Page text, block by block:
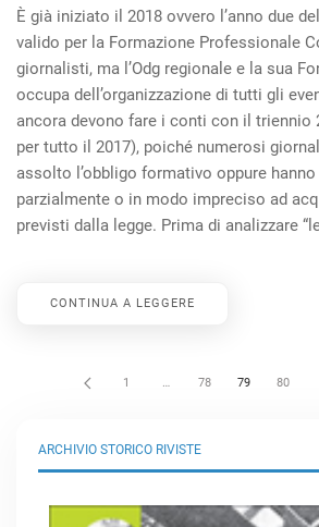
È già iniziato il 2018 ovvero l’anno due
valido per la Formazione Professionale
giornalisti, ma l’Odg regionale e la sua
occupa dell’organizzazione di tutti gli
ancora devono fare i conti con il triennio
per tutto il 2017), poiché numerosi
assolto l’obbligo formativo oppure
parzialmente o in modo impreciso ad
previsti dalla legge. Prima di analizzare
CONTINUA A LEGGERE
1 … 78 79 80
ARCHIVIO STORICO RIVISTE